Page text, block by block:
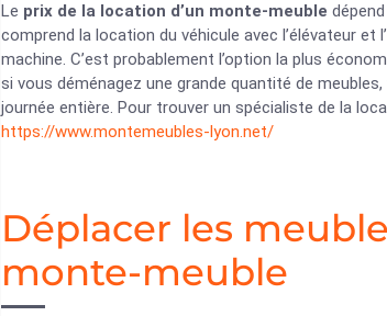
Le prix de la location d’un monte-meuble
comprend la location du véhicule avec l’élévateur
machine. C’est probablement l’option la plus
si vous déménagez une grande quantité de
journée entière. Pour trouver un spécialiste de la
https://www.montemeubles-lyon.net/
Déplacer les
monte-meuble